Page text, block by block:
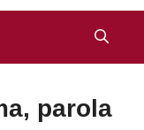
parola